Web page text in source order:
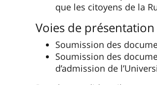
Antécédent
L’Université de Kourgan
partenaires des régions. Le
de modules individuels en
Avantages:élargissement